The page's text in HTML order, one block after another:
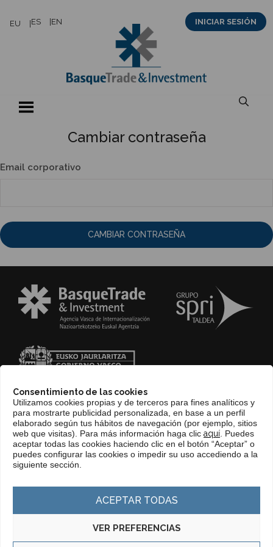
Consentimiento de las cookies
Utilizamos cookies propias y de terceros para fines analíticos y
para mostrarte publicidad personalizada, en base a un perfil
elaborado según tus hábitos de navegación (por ejemplo, sitios
web que visitas). Para más información haga clic aquí . Puedes
aceptar todas las cookies haciendo clic en el botón “Aceptar” o
puedes configurar las cookies o impedir su uso accediendo a la
siguiente sección.
ACEPTAR TODAS
VER PREFERENCIAS
EU ES EN INICIAR SESIÓN
Cambiar contraseña
Email corporativo
CAMBIAR CONTRASEÑA
CONTACTO
WEB BASQUETRADE&INVESTMENT